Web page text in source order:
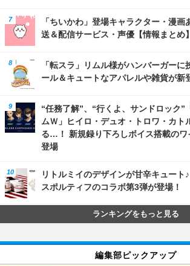
「ちいかわ」登場キャラクター・漫
送＆配信サービス・声優【情報まとめ】
「転スラ」リムル様がハンバーガー
ール＆キュートなアパレルや雑貨が新
“任務了解”、“行くよ、サンドロック”
ムＷ」ヒイロ・デュオ・トロワ・カト
る…！ 新規録り下ろしボイス搭載のワ
登場
リトルミイのデザインが甘辛キュート
スポルティフのコラボ第3弾が登場！
ランキングをもっと見る
編集部ピックアップ